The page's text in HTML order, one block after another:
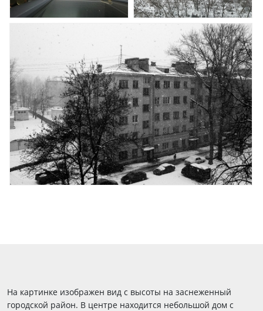
На картинке изображен вид с высоты на заснеженный
городской район. В центре находится небольшой дом с